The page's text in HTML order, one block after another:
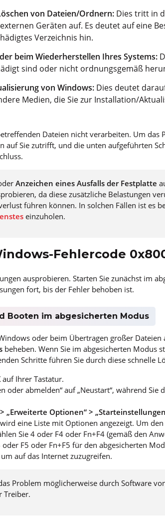
von Dateien/Ordnern: Dies tritt in
Geräten auf. Es deutet auf eine
Verzeichnis hin.
beim Wiederherstellen Ihres Systems:
sind oder nicht ordnungsgemäß
von Windows: Dies deutet
Medien, die Sie zur Installation/
Dateien nicht verarbeiten. Um das
auf Sie zutrifft, und die unten aufgeführten
Anzeichen eines Ausfalls der Festplatte
da diese zusätzliche Belastungen
führen können. In solchen Fällen ist es
einzuholen.
Fehlercode
ausprobieren. Starten Sie zunächst im
fort, bis der Fehler behoben ist.
Booten im abgesicherten Modus
oder beim Übertragen großer
beheben. Wenn Sie im abgesicherten Modus
Schritte führen Sie durch diese schnelle
auf Ihrer Tastatur.
oder abmelden“ auf „Neustart“, während Sie
„Erweiterte Optionen“ >
eine Liste mit Optionen angezeigt. Um
Sie 4 oder F4 oder Fn+F4 (gemäß den
F5 oder Fn+F5 für den abgesicherten
auf das Internet zuzugreifen.
Problem möglicherweise durch Software
Treiber.